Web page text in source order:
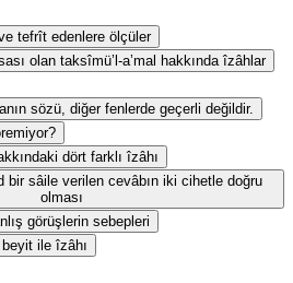
tefrît edenlere ölçüler
olan taksîmü’l-a’mal hakkında îzâhlar
sözü, diğer fenlerde geçerli değildir.
dört farklı îzâhı
bir sâile verilen cevâbın iki cihetle doğru
olması
görüşlerin sebepleri
ile îzâhı